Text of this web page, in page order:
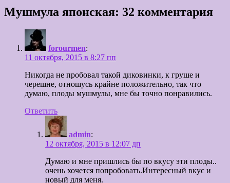
Мушмула японская: 32 комментария
forourmen:
11 октября, 2015 в 8:27 пп
Никогда не пробовал такой диковинки, к груше и
черешне, отношусь крайне положительно, так что
думаю, плоды мушмулы, мне бы точно понравились.
Ответить
admin:
12 октября, 2015 в 12:07 дп
Думаю и мне пришлись бы по вкусу эти плоды..
очень хочется попробовать.Интересный вкус и
новый для меня.